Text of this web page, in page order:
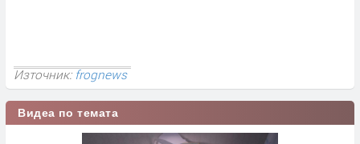
Източник:frognews
Видеа по темата